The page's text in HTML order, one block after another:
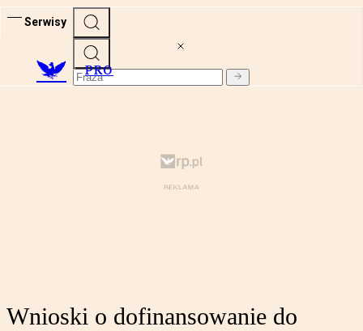
Serwisy
PRO
Wnioski o dofinansowanie do